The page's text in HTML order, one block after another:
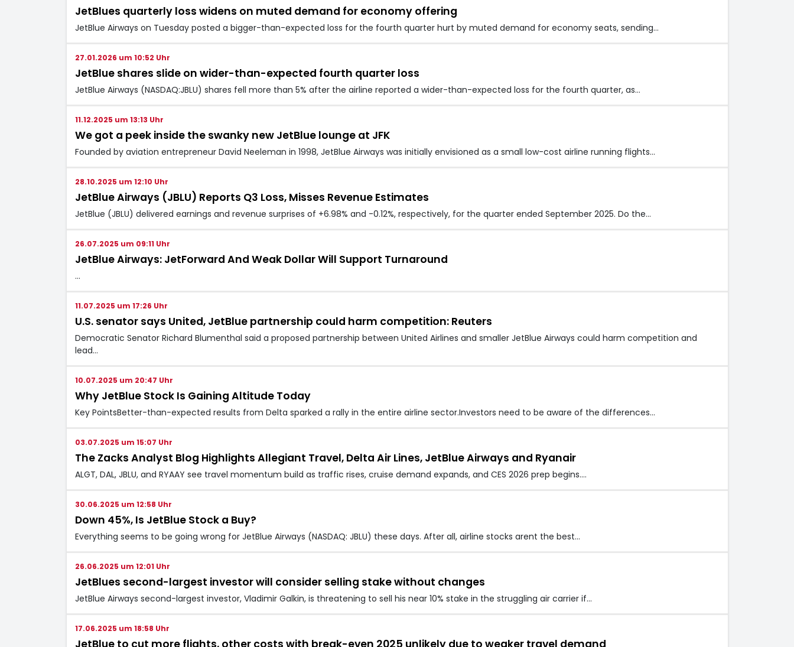
JetBlues quarterly loss widens on muted demand for economy offering
JetBlue Airways on Tuesday posted a bigger-than-expected loss for the fourth quarter hurt by muted demand for economy seats, sending…
27.01.2026 um 10:52 Uhr
JetBlue shares slide on wider-than-expected fourth quarter loss
JetBlue Airways (NASDAQ:JBLU) shares fell more than 5% after the airline reported a wider-than-expected loss for the fourth quarter, as…
11.12.2025 um 13:13 Uhr
We got a peek inside the swanky new JetBlue lounge at JFK
Founded by aviation entrepreneur David Neeleman in 1998, JetBlue Airways was initially envisioned as a small low-cost airline running flights…
28.10.2025 um 12:10 Uhr
JetBlue Airways (JBLU) Reports Q3 Loss, Misses Revenue Estimates
JetBlue (JBLU) delivered earnings and revenue surprises of +6.98% and -0.12%, respectively, for the quarter ended September 2025. Do the…
26.07.2025 um 09:11 Uhr
JetBlue Airways: JetForward And Weak Dollar Will Support Turnaround
…
11.07.2025 um 17:26 Uhr
U.S. senator says United, JetBlue partnership could harm competition: Reuters
Democratic Senator Richard Blumenthal said a proposed partnership between United Airlines and smaller JetBlue Airways could harm competition and
lead…
10.07.2025 um 20:47 Uhr
Why JetBlue Stock Is Gaining Altitude Today
Key PointsBetter-than-expected results from Delta sparked a rally in the entire airline sector.Investors need to be aware of the differences…
03.07.2025 um 15:07 Uhr
The Zacks Analyst Blog Highlights Allegiant Travel, Delta Air Lines, JetBlue Airways and Ryanair
ALGT, DAL, JBLU, and RYAAY see travel momentum build as traffic rises, cruise demand expands, and CES 2026 prep begins.…
30.06.2025 um 12:58 Uhr
Down 45%, Is JetBlue Stock a Buy?
Everything seems to be going wrong for JetBlue Airways (NASDAQ: JBLU) these days. After all, airline stocks arent the best…
26.06.2025 um 12:01 Uhr
JetBlues second-largest investor will consider selling stake without changes
JetBlue Airways second-largest investor, Vladimir Galkin, is threatening to sell his near 10% stake in the struggling air carrier if…
17.06.2025 um 18:58 Uhr
JetBlue to cut more flights, other costs with break-even 2025 unlikely due to weaker travel demand